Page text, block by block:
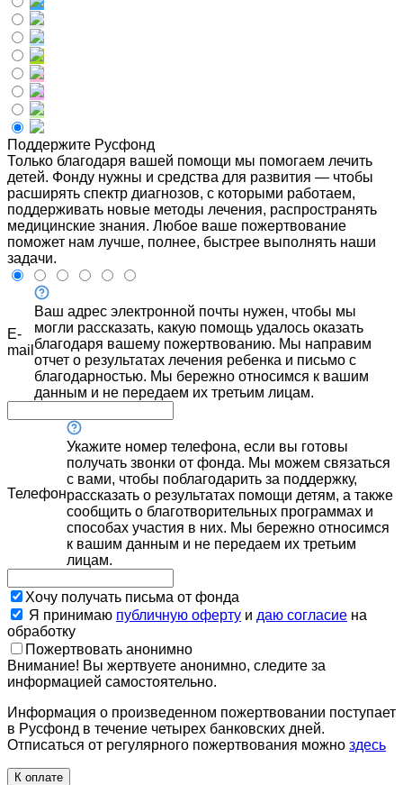
Поддержите Русфонд
Только благодаря вашей помощи мы помогаем лечить
детей. Фонду нужны и средства для развития — чтобы
расширять спектр диагнозов, с которыми работаем,
поддерживать новые методы лечения, распространять
медицинские знания. Любое ваше пожертвование
поможет нам лучше, полнее, быстрее выполнять наши
задачи.
E-
mail
Ваш адрес электронной почты нужен, чтобы мы
могли рассказать, какую помощь удалось оказать
благодаря вашему пожертвованию. Мы направим
отчет о результатах лечения ребенка и письмо с
благодарностью. Мы бережно относимся к вашим
данным и не передаем их третьим лицам.
Телефон
Укажите номер телефона, если вы готовы
получать звонки от фонда. Мы можем связаться
с вами, чтобы поблагодарить за поддержку,
рассказать о результатах помощи детям, а также
сообщить о благотворительных программах и
способах участия в них. Мы бережно относимся
к вашим данным и не передаем их третьим
лицам.
Хочу получать письма от фонда
Я принимаю публичную оферту и даю согласие на
обработку
Пожертвовать анонимно
Внимание! Вы жертвуете анонимно, следите за
информацией самостоятельно.
Информация о произведенном пожертвовании поступает
в Русфонд в течение четырех банковских дней.
Отписаться от регулярного пожертвования можно здесь
К оплате